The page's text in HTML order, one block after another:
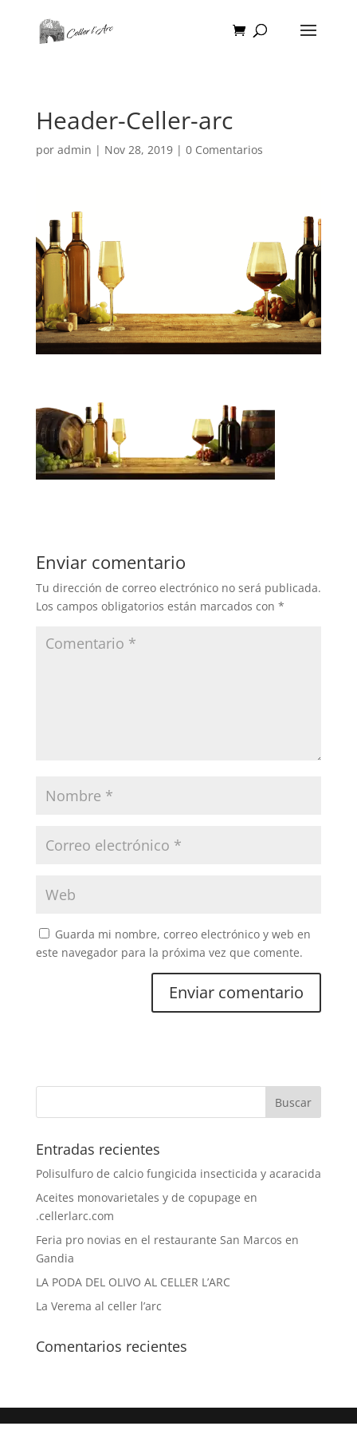
Header-Celler-arc
por admin | Nov 28, 2019| 0 Comentarios
Enviar comentario
Tu dirección de correo electrónico no será publicada.
Los campos obligatorios están marcados con *
Guarda mi nombre, correo electrónico y web en
este navegador para la próxima vez que comente.
Entradas recientes
Polisulfuro de calcio fungicida insecticida y acaracida
Aceites monovarietales y de copupage en
.cellerlarc.com
Feria pro novias en el restaurante San Marcos en
Gandia
LA PODA DEL OLIVO AL CELLER L’ARC
La Verema al celler l’arc
Comentarios recientes